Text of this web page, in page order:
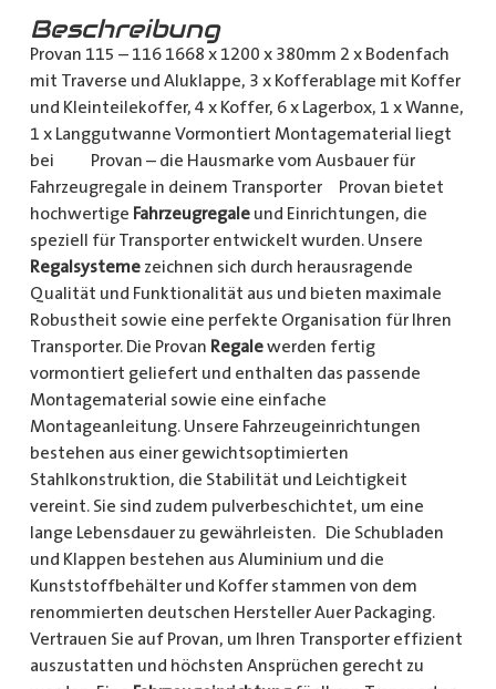
Beschreibung
Provan 115 – 116 1668 x 1200 x 380mm 2 x Bodenfach
mit Traverse und Aluklappe, 3 x Kofferablage mit Koffer
und Kleinteilekoffer, 4 x Koffer, 6 x Lagerbox, 1 x Wanne,
1 x Langgutwanne Vormontiert Montagematerial liegt
bei Provan – die Hausmarke vom Ausbauer für
Fahrzeugregale in deinem Transporter Provan bietet
hochwertige Fahrzeugregaleund Einrichtungen, die
speziell für Transporter entwickelt wurden. Unsere
Regalsystemezeichnen sich durch herausragende
Qualität und Funktionalität aus und bieten maximale
Robustheit sowie eine perfekte Organisation für Ihren
Transporter. Die Provan Regalewerden fertig
vormontiert geliefert und enthalten das passende
Montagematerial sowie eine einfache
Montageanleitung. Unsere Fahrzeugeinrichtungen
bestehen aus einer gewichtsoptimierten
Stahlkonstruktion, die Stabilität und Leichtigkeit
vereint. Sie sind zudem pulverbeschichtet, um eine
lange Lebensdauer zu gewährleisten. Die Schubladen
und Klappen bestehen aus Aluminium und die
Kunststoffbehälter und Koffer stammen von dem
renommierten deutschen Hersteller Auer Packaging.
Vertrauen Sie auf Provan, um Ihren Transporter effizient
auszustatten und höchsten Ansprüchen gerecht zu